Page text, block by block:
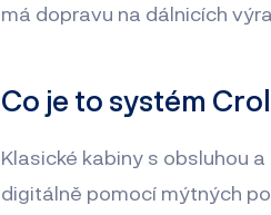
má dopravu na dálnicích
Co je to systém
Klasické kabiny s obsluhou
digitálně pomocí mýtných